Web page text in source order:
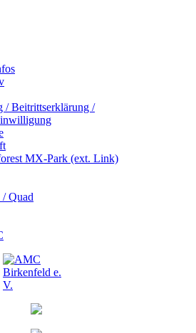
/ Beitrittserklärung /
MX-Park (ext. Link)
Quad